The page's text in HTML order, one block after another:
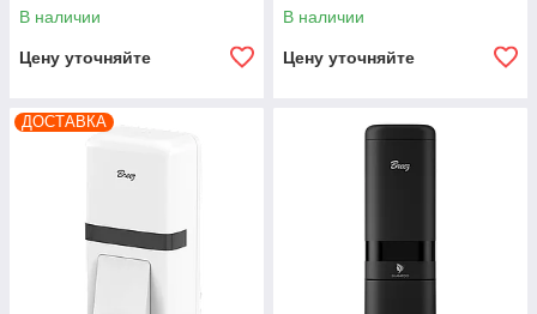
В наличии
Цену уточняйте
В наличии
Цену уточняйте
ДОСТАВКА